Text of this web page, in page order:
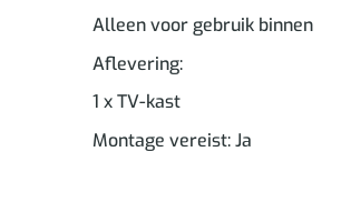
Alleen voor gebruik binnen
Aflevering:
1 x TV-kast
Montage vereist: Ja